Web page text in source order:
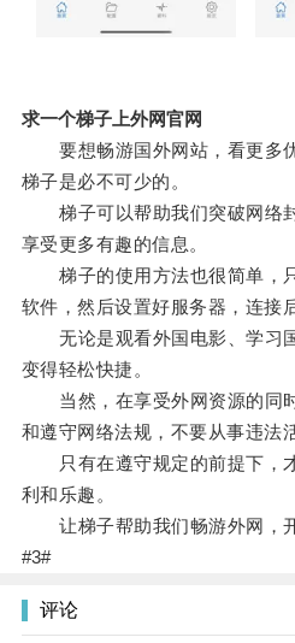
求一个梯子上外网官网
要想畅游国外网站，看更多
梯子是必不可少的。
梯子可以帮助我们突破网络封
享受更多有趣的信息。
梯子的使用方法也很简单，
软件，然后设置好服务器，连接
无论是观看外国电影、学习
变得轻松快捷。
当然，在享受外网资源的同
和遵守网络法规，不要从事违法
只有在遵守规定的前提下，
利和乐趣。
让梯子帮助我们畅游外网，开
#3#
评论